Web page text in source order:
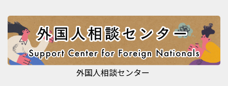
外国人相談センター